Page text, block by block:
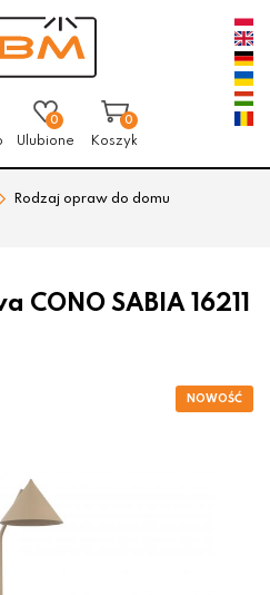
0
Ulubione
0
Koszyk
Rodzaj opraw do domu
CONO SABIA 16211